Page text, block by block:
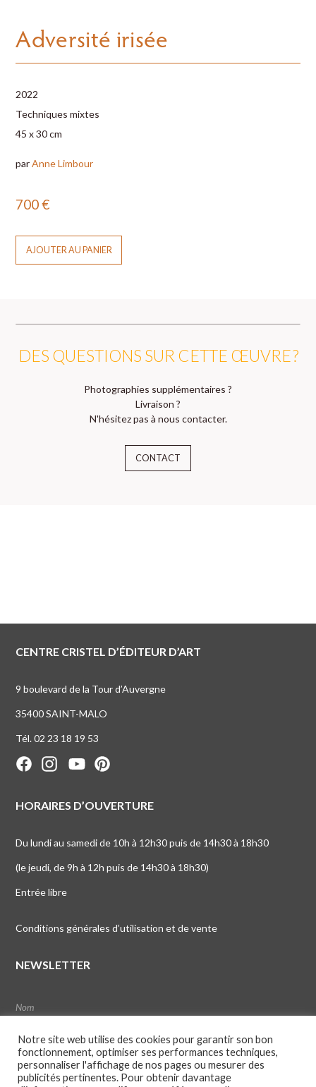
Adversité irisée
2022
Techniques mixtes
45 x 30 cm
parAnne Limbour
700€
AJOUTER AU PANIER
DES QUESTIONS SUR CETTE ŒUVRE ?
Photographies supplémentaires ?
Livraison ?
N'hésitez pas à nous contacter.
CONTACT
CENTRE CRISTEL D’ÉDITEUR D’ART
9 boulevard de la Tour d’Auvergne
35400 SAINT-MALO
Tél. 02 23 18 19 53
HORAIRES D’OUVERTURE
Du lundi au samedi de 10h à 12h30 puis de 14h30 à 18h30
(le jeudi, de 9h à 12h puis de 14h30 à 18h30)
Entrée libre
Conditions générales d’utilisation et de vente
NEWSLETTER
Notre site web utilise des cookies pour garantir son bon
fonctionnement, optimiser ses performances techniques,
personnaliser l'affichage de nos pages ou mesurer des
publicités pertinentes. Pour obtenir davantage